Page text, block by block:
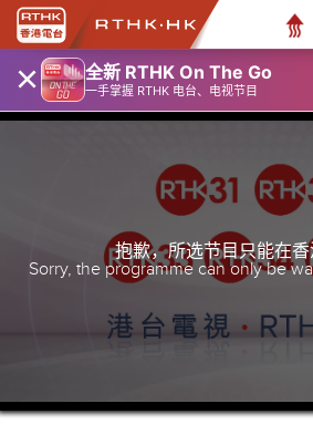
× 全新 RTHK On The Go
一手掌握 RTHK 电台、电视节目
抱歉，所选节目只能在
Sorry, the programme can only be